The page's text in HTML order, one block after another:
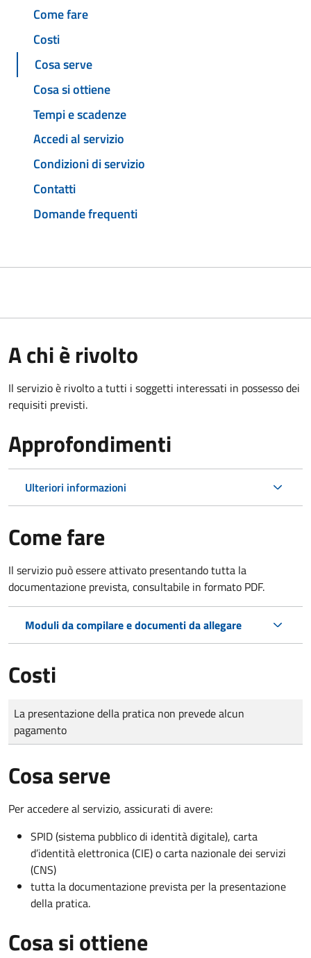
Come fare
Costi
Cosa serve
Cosa si ottiene
Tempi e scadenze
Accedi al servizio
Condizioni di servizio
Contatti
Domande frequenti
A chi è rivolto
Il servizio è rivolto a tutti i soggetti interessati in possesso dei
requisiti previsti.
Approfondimenti
Ulteriori informazioni
Come fare
Il servizio può essere attivato presentando tutta la
documentazione prevista, consultabile in formato PDF.
Moduli da compilare e documenti da allegare
Costi
Tipo di pagamento
Importo
La presentazione della pratica non prevede alcun
pagamento
Cosa serve
Per accedere al servizio, assicurati di avere:
SPID (sistema pubblico di identità digitale), carta
d’identità elettronica (CIE) o carta nazionale dei servizi
(CNS)
tutta la documentazione prevista per la presentazione
della pratica.
Cosa si ottiene